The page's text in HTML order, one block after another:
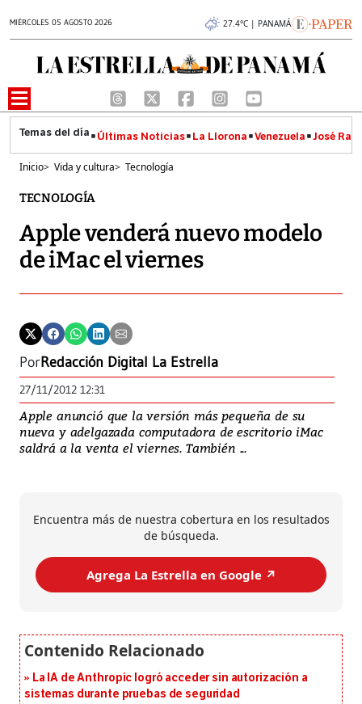
MIÉRCOLES 05 AGOSTO 2026 27.4°C | PANAMÁ
Últimas Noticias La Llorona Venezuela José
Inicio> Vida y cultura> Tecnología
TECNOLOGÍA
Apple venderá nuevo modelo
de iMac el viernes
PorRedacción Digital La Estrella
27/11/2012 12:31
Apple anunció que la versión más pequeña de su
nueva y adelgazada computadora de escritorio iMac
saldrá a la venta el viernes. También ...
Encuentra más de nuestra cobertura en los resultados
de búsqueda.
Agrega La Estrella en Google ↗️
La IA de Anthropic logró acceder sin autorización a
sistemas durante pruebas de seguridad